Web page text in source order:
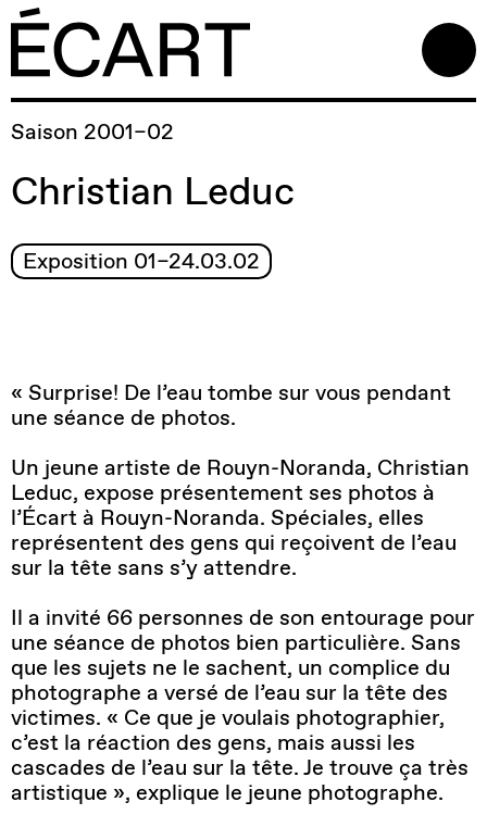
Saison 2001–02
Christian Leduc
Exposition 01–24.03.02
« Surprise! De l’eau tombe sur vous pendant
une séance de photos.
Un jeune artiste de Rouyn-Noranda, Christian
Leduc, expose présentement ses photos à
l’Écart à Rouyn-Noranda. Spéciales, elles
représentent des gens qui reçoivent de l’eau
sur la tête sans s’y attendre.
Il a invité 66 personnes de son entourage pour
une séance de photos bien particulière. Sans
que les sujets ne le sachent, un complice du
photographe a versé de l’eau sur la tête des
victimes. « Ce que je voulais photographier,
c’est la réaction des gens, mais aussi les
cascades de l’eau sur la tête. Je trouve ça très
artistique », explique le jeune photographe.